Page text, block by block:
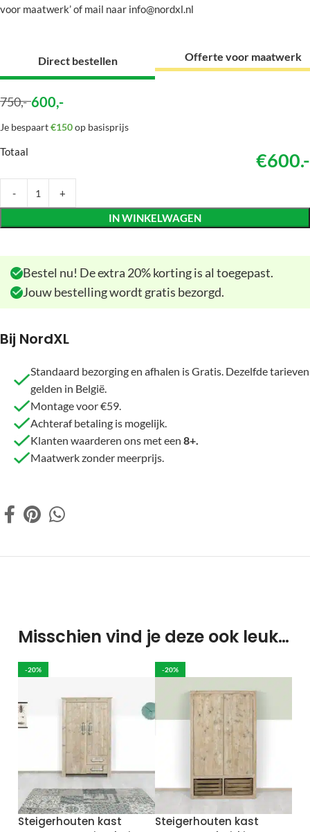
voor maatwerk’ of mail naar info@nordxl.nl
Direct bestellen Offerte voor maatwerk
750,- 600,-
Je bespaart€150op basisprijs
Totaal €600.-
IN WINKELWAGEN
Bestel nu! De extra 20% korting is al toegepast.
Jouw bestelling wordt gratis bezorgd.
Bij NordXL
Standaard bezorging en afhalen is Gratis. Dezelfde tarieven
gelden in België.
Montage voor €59.
Achteraf betaling is mogelijk.
Klanten waarderen ons met een 8+.
Maatwerk zonder meerprijs.
Misschien vind je deze ook leuk…
-20%
Steigerhouten kast
-20%
Steigerhouten kast